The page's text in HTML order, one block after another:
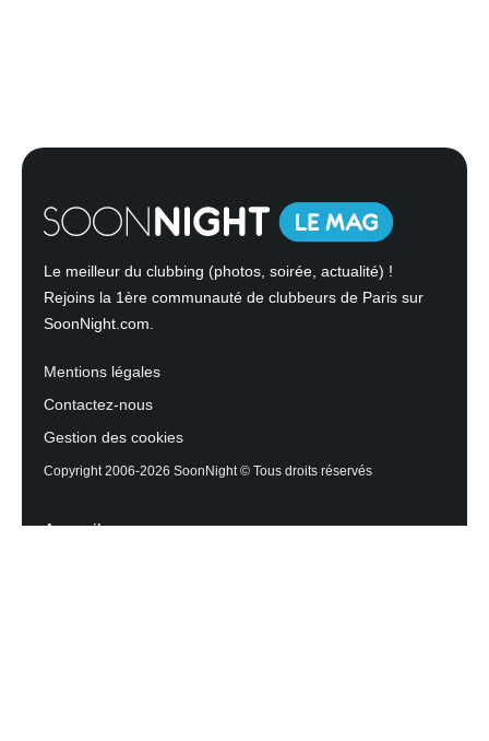
Le meilleur du clubbing (photos, soirée, actualité) !
Rejoins la 1ère communauté de clubbeurs de Paris sur
SoonNight.com.
Mentions légales
Contactez-nous
Gestion des cookies
Copyright 2006-2026 SoonNight © Tous droits réservés
Accueil